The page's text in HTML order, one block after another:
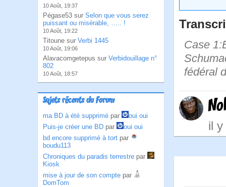
10 Août, 19:37
Pégase53 sur Selon que vous serez
puissant ou misérable, ….. !
10 Août, 19:22
Titoune sur Verbi 1445
10 Août, 19:06
Alavacomgetepus sur Verbidouillage n°
802
10 Août, 18:57
Sujets récents du Forum
ma BD à été supprimé par
oui oui
Puis-je créer une BD par
oui oui
bd encore supprimé à tort par
boudu113
Chroniques du paradis terrestre par
Kiosk
mise à jour de son compte par
DomTom
Case
fédéral
il y